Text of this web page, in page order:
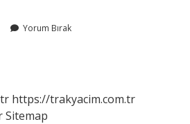
Yorum Bırak
https://trakyacim.com.tr
Sitemap